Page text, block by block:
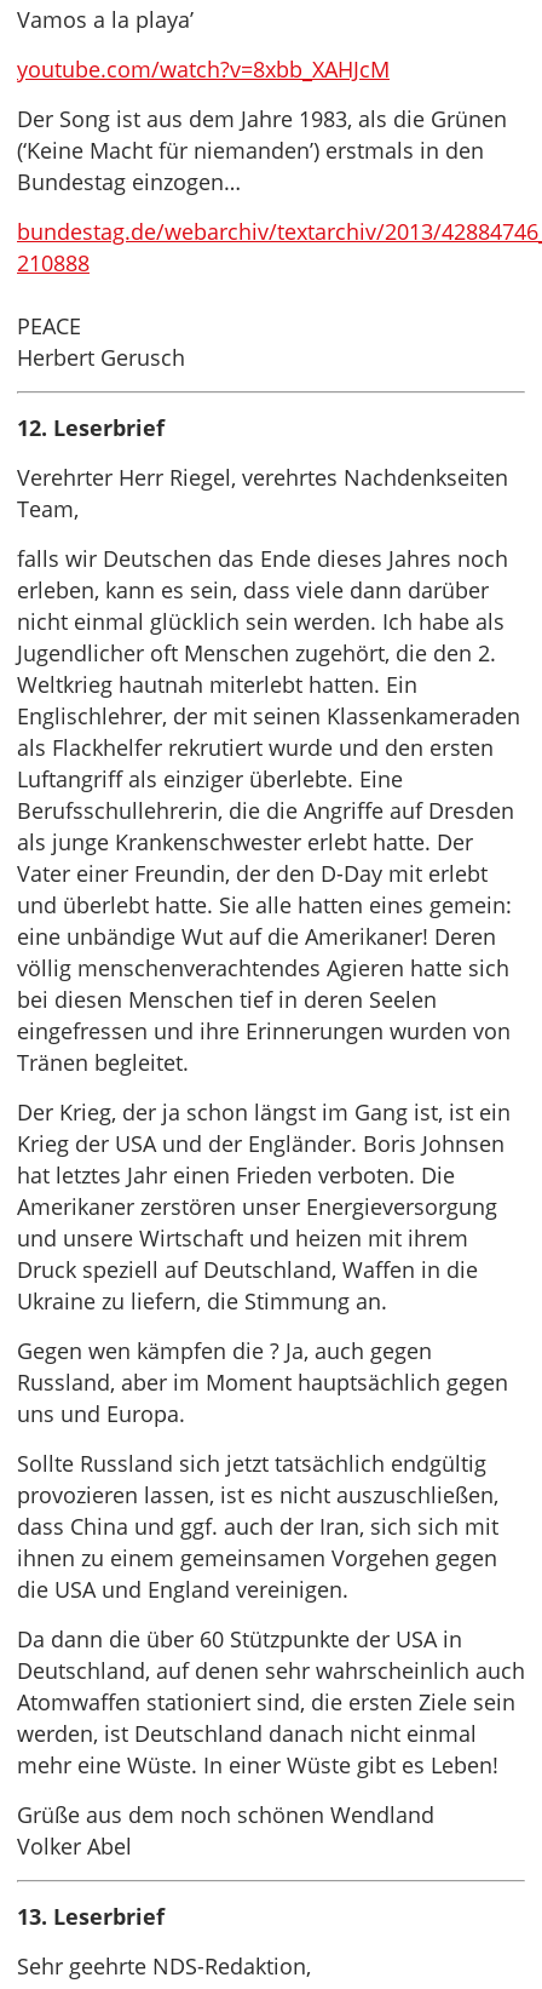
Vamos a la playa’
youtube.com/watch?v=8xbb_XAHJcM
Der Song ist aus dem Jahre 1983, als die Grünen
(‘Keine Macht für niemanden’) erstmals in den
Bundestag einzogen…
bundestag.de/webarchiv/textarchiv/2013/
210888
PEACE
Herbert Gerusch
12. Leserbrief
Verehrter Herr Riegel, verehrtes Nachdenkseiten
Team,
falls wir Deutschen das Ende dieses Jahres noch
erleben, kann es sein, dass viele dann darüber
nicht einmal glücklich sein werden. Ich habe als
Jugendlicher oft Menschen zugehört, die den 2.
Weltkrieg hautnah miterlebt hatten. Ein
Englischlehrer, der mit seinen Klassenkameraden
als Flackhelfer rekrutiert wurde und den ersten
Luftangriff als einziger überlebte. Eine
Berufsschullehrerin, die die Angriffe auf Dresden
als junge Krankenschwester erlebt hatte. Der
Vater einer Freundin, der den D-Day mit erlebt
und überlebt hatte. Sie alle hatten eines gemein:
eine unbändige Wut auf die Amerikaner! Deren
völlig menschenverachtendes Agieren hatte sich
bei diesen Menschen tief in deren Seelen
eingefressen und ihre Erinnerungen wurden von
Tränen begleitet.
Der Krieg, der ja schon längst im Gang ist, ist ein
Krieg der USA und der Engländer. Boris Johnsen
hat letztes Jahr einen Frieden verboten. Die
Amerikaner zerstören unser Energieversorgung
und unsere Wirtschaft und heizen mit ihrem
Druck speziell auf Deutschland, Waffen in die
Ukraine zu liefern, die Stimmung an.
Gegen wen kämpfen die ? Ja, auch gegen
Russland, aber im Moment hauptsächlich gegen
uns und Europa.
Sollte Russland sich jetzt tatsächlich endgültig
provozieren lassen, ist es nicht auszuschließen,
dass China und ggf. auch der Iran, sich sich mit
ihnen zu einem gemeinsamen Vorgehen gegen
die USA und England vereinigen.
Da dann die über 60 Stützpunkte der USA in
Deutschland, auf denen sehr wahrscheinlich auch
Atomwaffen stationiert sind, die ersten Ziele sein
werden, ist Deutschland danach nicht einmal
mehr eine Wüste. In einer Wüste gibt es Leben!
Grüße aus dem noch schönen Wendland
Volker Abel
13. Leserbrief
Sehr geehrte NDS-Redaktion,